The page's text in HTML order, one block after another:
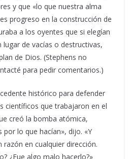
y que «lo que nuestra alma
progreso en la construcción de
a los oyentes que si elegían
lugar de vacías o destructivas,
de Dios. (Stephens no
para pedir comentarios.)
histórico para defender
científicos que trabajaron en el
creó la bomba atómica,
lo que hacían», dijo. «Y
en cualquier dirección.
¿Fue algo malo hacerlo?»